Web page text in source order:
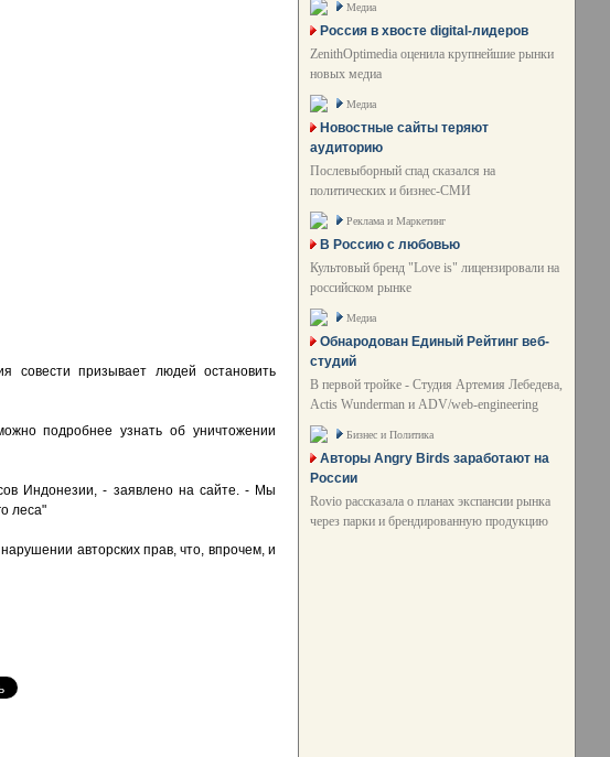
совести призывает людей остановить
подробнее узнать об уничтожении
Индонезии, - заявлено на сайте. - Мы
леса"
авторских прав, что, впрочем, и
Медиа
Россия в хвосте digital-лидеров
ZenithOptimedia оценила крупнейшие рынки
новых медиа
Медиа
Новостные сайты теряют
аудиторию
Послевыборный спад сказался на
политических и бизнес-СМИ
Реклама и Маркетинг
В Россию с любовью
Культовый бренд "Love is" лицензировали на
российском рынке
Медиа
Обнародован Единый Рейтинг веб-
студий
В первой тройке - Студия Артемия Лебедева,
Actis Wunderman и ADV/web-engineering
Бизнес и Политика
Авторы Angry Birds заработают на
России
Rovio рассказала о планах экспансии рынка
через парки и брендированную продукцию